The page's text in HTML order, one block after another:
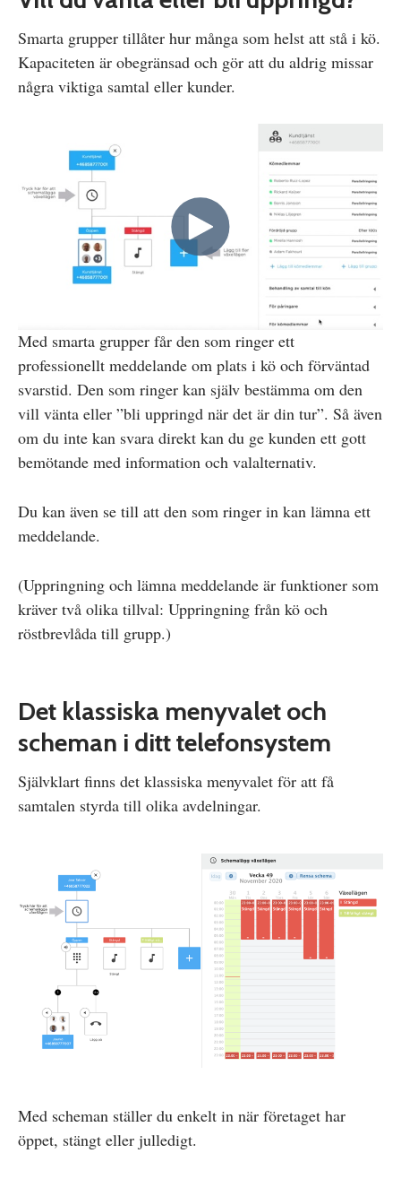
Smarta grupper tillåter hur många som helst att stå i kö.
Kapaciteten är obegränsad och gör att du aldrig missar
några viktiga samtal eller kunder.
Med smarta grupper får den som ringer ett
professionellt meddelande om plats i kö och förväntad
svarstid. Den som ringer kan själv bestämma om den
vill vänta eller ”bli uppringd när det är din tur”. Så även
om du inte kan svara direkt kan du ge kunden ett gott
bemötande med information och valalternativ.
Du kan även se till att den som ringer in kan lämna ett
meddelande.
(Uppringning och lämna meddelande är funktioner som
kräver två olika tillval: Uppringning från kö och
röstbrevlåda till grupp.)
Det klassiska menyvalet och
scheman i ditt telefonsystem
Självklart finns det klassiska menyvalet för att få
samtalen styrda till olika avdelningar.
Med scheman ställer du enkelt in när företaget har
öppet, stängt eller julledigt.